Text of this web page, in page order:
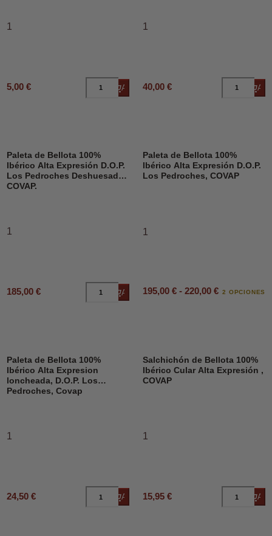
1
5,00 € Añadir al carrito
1
40,00 €
Paleta de Bellota 100%
Ibérico Alta Expresión D.O.P.
Los Pedroches Deshuesado,
COVAP.
1
185,00 € Añadir al carrito
Paleta de Bellota 100%
Ibérico Alta Expresión D.O.P.
Los Pedroches, COVAP
1
195,00 € - 220,00 € 2 OPCIONES
Paleta de Bellota 100%
Ibérico Alta Expresion
loncheada, D.O.P. Los
Pedroches, Covap
1
24,50 € Añadir al carrito
Salchichón de Bellota 100%
Ibérico Cular Alta Expresión ,
COVAP
1
15,95 €